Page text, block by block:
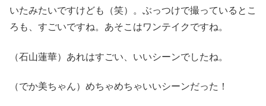
いたみたいですけども（笑）。ぶっつけで撮っているとこ
ろも、すごいですね。あそこはワンテイクですね。
（石山蓮華）あれはすごい、いいシーンでしたね。
（でか美ちゃん）めちゃめちゃいいシーンだった！